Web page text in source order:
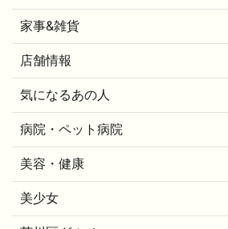
家事&雑貨
店舗情報
気になるあの人
病院・ペット病院
美容・健康
美少女